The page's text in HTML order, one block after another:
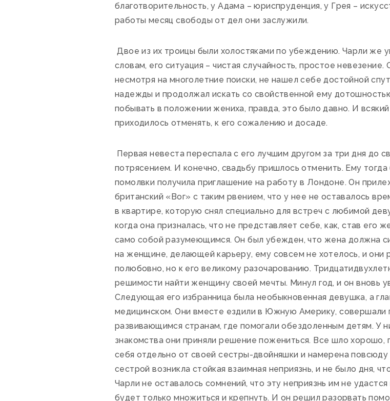
благотворительность, у Адама – юриспруденция, у Грея –
работы месяц свободы от дел они заслужили.
Двое из их троицы были холостяками по убеждению. Чарли же
словам, его ситуация – чистая случайность, простое
несмотря на многолетние поиски, не нашел себе достойной
надежды и продолжал искать со свойственной ему
побывать в положении жениха, правда, это было давно. И всякий
приходилось отменять, к его сожалению и досаде.
Первая невеста переспала с его лучшим другом за три дня до
потрясением. И конечно, свадьбу пришлось отменить. Ему
помолвки получила приглашение на работу в Лондоне. Он
британский «Вог» с таким рвением, что у нее не оставалось
в квартире, которую снял специально для встреч с любимой
когда она призналась, что не представляет себе, как, став его
само собой разумеющимся. Он был убежден, что жена должна
на женщине, делающей карьеру, ему совсем не хотелось, и они
полюбовно, но к его великому разочарованию.
решимости найти женщину своей мечты. Минул год, и он вновь
Следующая его избранница была необыкновенная девушка, а
медицинском. Они вместе ездили в Южную Америку, совершали
развивающимся странам, где помогали обездоленным детям. У
знакомства они приняли решение пожениться. Все шло хорошо,
себя отдельно от своей сестры-двойняшки и намерена повсюду
сестрой возникла стойкая взаимная неприязнь, и не было дня,
Чарли не оставалось сомнений, что эту неприязнь им не
будет только множиться и крепнуть. И он решил разорвать